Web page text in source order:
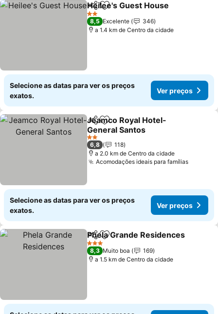
PartilharAdicionar aos favoritos
Heilee's Guest House
2 Estrelas
8,5 Excelente
346
a 1.4 km de Centro da cidade
Selecione as datas para ver os preços
exatos.
Ver preços
PartilharAdicionar aos favoritos
Jeamco Royal Hotel-
General Santos
2 Estrelas
6,8
118
a 2.0 km de Centro da cidade
Acomodações ideais para famílias
Selecione as datas para ver os preços
exatos.
Ver preços
PartilharAdicionar aos favoritos
Phela Grande Residences
3 Estrelas
8,3 Muito boa
169
a 1.5 km de Centro da cidade